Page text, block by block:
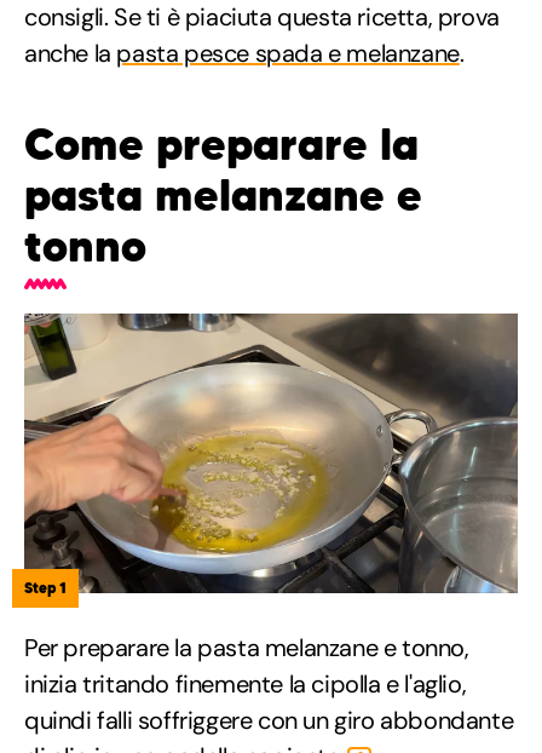
consigli. Se ti è piaciuta questa ricetta, prova
anche la pasta pesce spada e melanzane.
Come preparare la
pasta melanzane e
tonno
Step 1
Per preparare la pasta melanzane e tonno,
inizia tritando finemente la cipolla e l'aglio,
quindi falli soffriggere con un giro abbondante